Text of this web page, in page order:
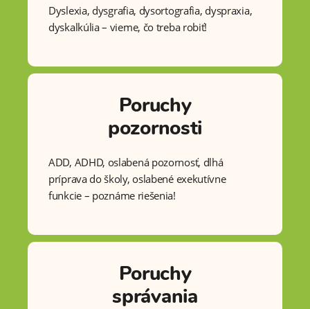
Dyslexia, dysgrafia, dysortografia, dyspraxia,
dyskalkúlia – vieme, čo treba robiť!
Poruchy
pozornosti
ADD, ADHD, oslabená pozornosť, dlhá
príprava do školy, oslabené exekutívne
funkcie – poznáme riešenia!
Poruchy
správania